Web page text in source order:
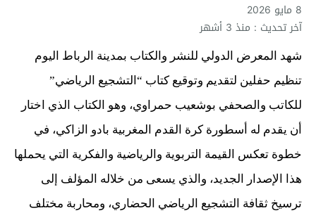
8 مايو 2026
آخر تحديث : منذ 3 أشهر
شهد المعرض الدولي للنشر والكتاب بمدينة الرباط اليوم
تنظيم حفلين لتقديم وتوقيع كتاب “التشجيع الرياضي”
للكاتب والصحفي بوشعيب حمراوي، وهو الكتاب الذي اختار
أن يقدم له أسطورة كرة القدم المغربية بادو الزاكي، في
خطوة تعكس القيمة التربوية والرياضية والفكرية التي يحملها
هذا الإصدار الجديد، والذي يسعى من خلاله المؤلف إلى
ترسيخ ثقافة التشجيع الرياضي الحضاري، ومحاربة مختلف